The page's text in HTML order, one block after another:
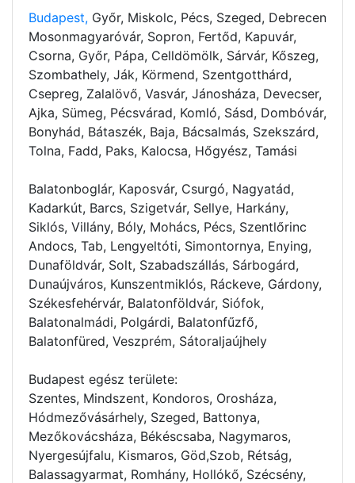
Budapest, Győr, Miskolc, Pécs, Szeged, Debrecen
Mosonmagyaróvár, Sopron, Fertőd, Kapuvár,
Csorna, Győr, Pápa, Celldömölk, Sárvár, Kőszeg,
Szombathely, Ják, Körmend, Szentgotthárd,
Csepreg, Zalalövő, Vasvár, Jánosháza, Devecser,
Ajka, Sümeg, Pécsvárad, Komló, Sásd, Dombóvár,
Bonyhád, Bátaszék, Baja, Bácsalmás, Szekszárd,
Tolna, Fadd, Paks, Kalocsa, Hőgyész, Tamási
Balatonboglár, Kaposvár, Csurgó, Nagyatád,
Kadarkút, Barcs, Szigetvár, Sellye, Harkány,
Siklós, Villány, Bóly, Mohács, Pécs, Szentlőrinc
Andocs, Tab, Lengyeltóti, Simontornya, Enying,
Dunaföldvár, Solt, Szabadszállás, Sárbogárd,
Dunaújváros, Kunszentmiklós, Ráckeve, Gárdony,
Székesfehérvár, Balatonföldvár, Siófok,
Balatonalmádi, Polgárdi, Balatonfűzfő,
Balatonfüred, Veszprém, Sátoraljaújhely
Budapest egész területe:
Szentes, Mindszent, Kondoros, Orosháza,
Hódmezővásárhely, Szeged, Battonya,
Mezőkovácsháza, Békéscsaba, Nagymaros,
Nyergesújfalu, Kismaros, Göd,Szob, Rétság,
Balassagyarmat, Romhány, Hollókő, Szécsény,